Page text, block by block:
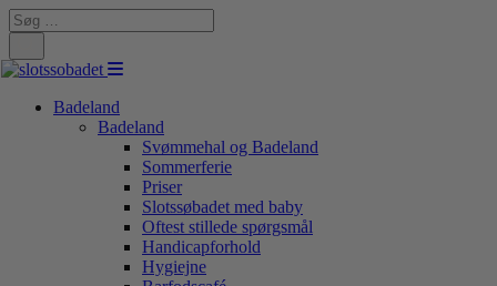
Search
for:
Badeland
Badeland
Svømmehal og Badeland
Sommerferie
Priser
Slotssøbadet med baby
Oftest stillede spørgsmål
Handicapforhold
Hygiejne